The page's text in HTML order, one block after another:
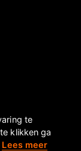
te
klikken ga
Lees meer